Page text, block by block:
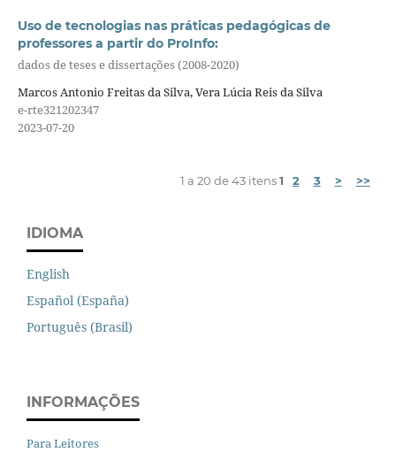
Uso de tecnologias nas práticas pedagógicas de
professores a partir do ProInfo:
dados de teses e dissertações (2008-2020)
Marcos Antonio Freitas da Silva, Vera Lúcia Reis da Silva
e-rte321202347
2023-07-20
1 a 20 de 43 itens1 2 3 > >>
IDIOMA
English
Español (España)
Português (Brasil)
INFORMAÇÕES
Para Leitores